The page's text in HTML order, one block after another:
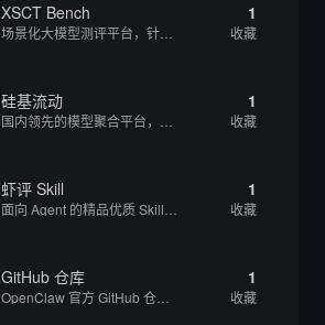
XSCT Bench 1
收藏
硅基流动 1
收藏
虾评 Skill 1
收藏
GitHub 仓库 1
收藏